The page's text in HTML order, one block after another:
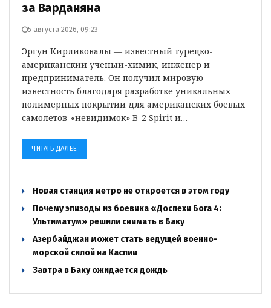
за Варданяна
5 августа 2026, 09:23
Эргун Кирликовалы — известный турецко-
американский ученый-химик, инженер и
предприниматель. Он получил мировую
известность благодаря разработке уникальных
полимерных покрытий для американских боевых
самолетов-«невидимок» B-2 Spirit и…
ЧИТАТЬ ДАЛЕЕ
Новая станция метро не откроется в этом году
Почему эпизоды из боевика «Доспехи Бога 4:
Ультиматум» решили снимать в Баку
Азербайджан может стать ведущей военно-
морской силой на Каспии
Завтра в Баку ожидается дождь